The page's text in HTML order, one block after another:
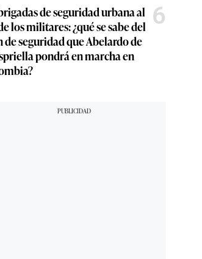
de seguridad urbana al
los militares: ¿qué se sabe del
de seguridad que Abelardo de
pondrá en marcha en
6